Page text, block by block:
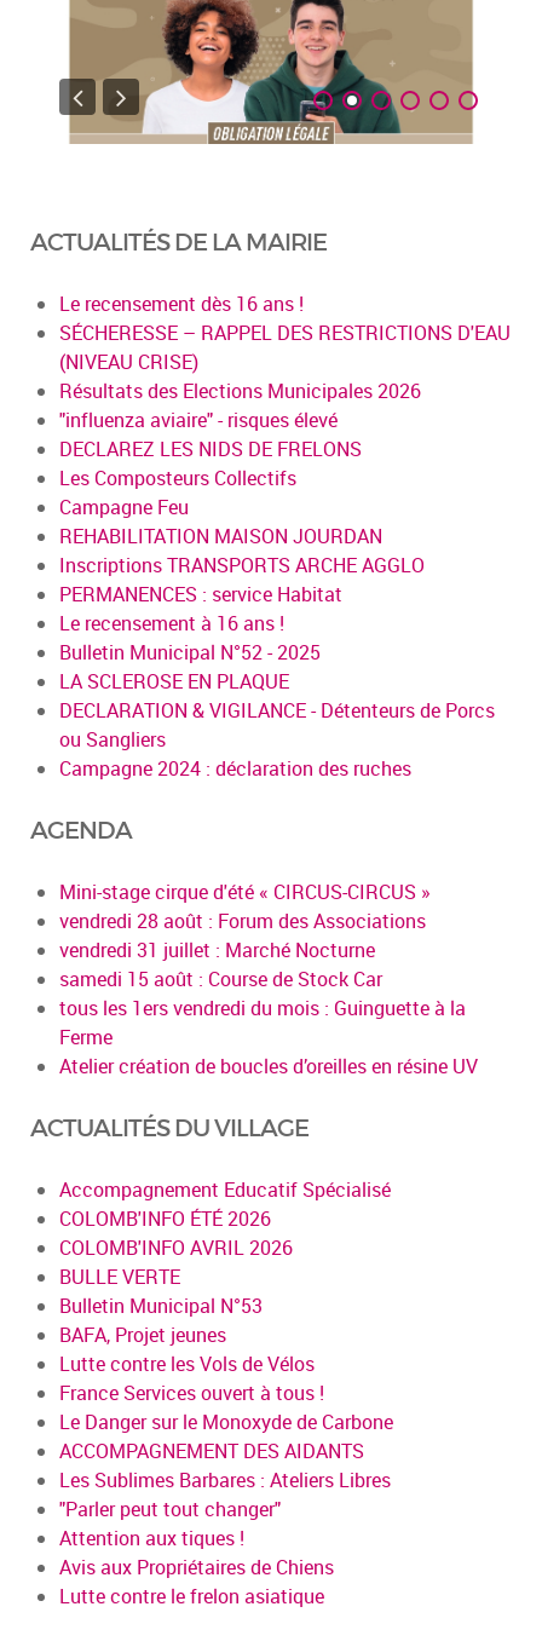
ACTUALITÉS DE LA MAIRIE
Le recensement dès 16 ans !
SÉCHERESSE – RAPPEL DES RESTRICTIONS D'EAU
(NIVEAU CRISE)
Résultats des Elections Municipales 2026
"influenza aviaire" - risques élevé
DECLAREZ LES NIDS DE FRELONS
Les Composteurs Collectifs
Campagne Feu
REHABILITATION MAISON JOURDAN
Inscriptions TRANSPORTS ARCHE AGGLO
PERMANENCES : service Habitat
Le recensement à 16 ans !
Bulletin Municipal N°52 - 2025
LA SCLEROSE EN PLAQUE
DECLARATION & VIGILANCE - Détenteurs de Porcs
ou Sangliers
Campagne 2024 : déclaration des ruches
AGENDA
Mini-stage cirque d'été « CIRCUS-CIRCUS »
vendredi 28 août : Forum des Associations
vendredi 31 juillet : Marché Nocturne
samedi 15 août : Course de Stock Car
tous les 1ers vendredi du mois : Guinguette à la
Ferme
Atelier création de boucles d’oreilles en résine UV
ACTUALITÉS DU VILLAGE
Accompagnement Educatif Spécialisé
COLOMB'INFO ÉTÉ 2026
COLOMB'INFO AVRIL 2026
BULLE VERTE
Bulletin Municipal N°53
BAFA, Projet jeunes
Lutte contre les Vols de Vélos
France Services ouvert à tous !
Le Danger sur le Monoxyde de Carbone
ACCOMPAGNEMENT DES AIDANTS
Les Sublimes Barbares : Ateliers Libres
"Parler peut tout changer"
Attention aux tiques !
Avis aux Propriétaires de Chiens
Lutte contre le frelon asiatique